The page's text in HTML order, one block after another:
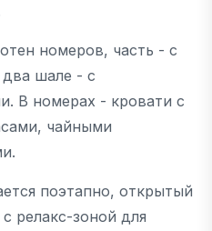
номеров, часть - с
шале - с
В номерах - кровати с
чайными
поэтапно, открытый
релакс-зоной для